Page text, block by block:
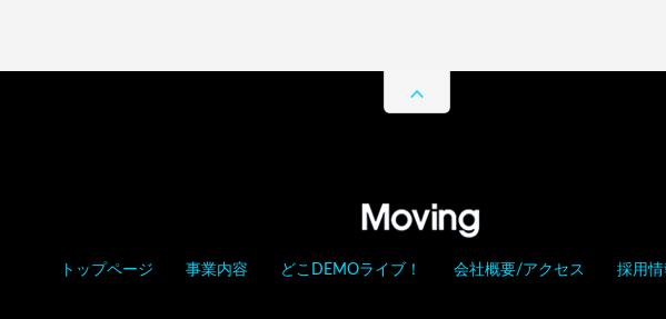
トップページ 事業内容 どこDEMOライブ！ 会社概要/アクセス 採用情